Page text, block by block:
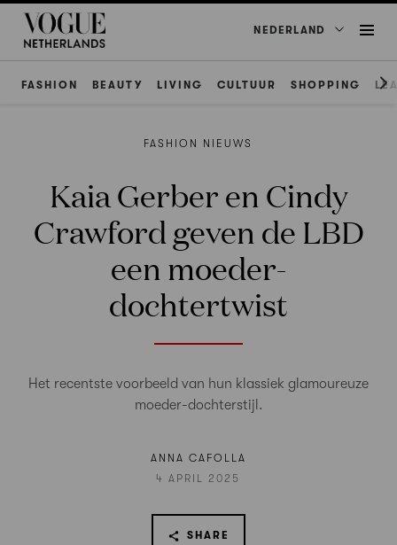
NEDERLAND
FASHION BEAUTY LIVING CULTUUR SHOPPING
FASHION NIEUWS
Kaia Gerber en Cindy
Crawford geven de LBD
een moeder-
dochtertwist
Het recentste voorbeeld van hun klassiek glamoureuze
moeder-dochterstijl.
ANNA CAFOLLA
4 APRIL 2025
SHARE